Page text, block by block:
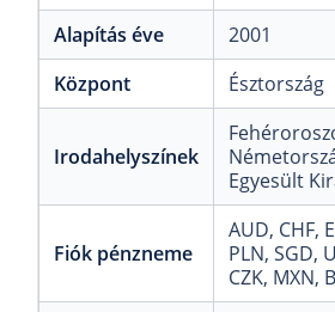
Alapítás éve
2001
Központ
Észtország
Irodahelyszínek
Egyesült
Fiók pénzneme
AUD, CHF,
PLN, SGD,
CZK, MXN,